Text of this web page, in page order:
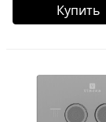
Купить